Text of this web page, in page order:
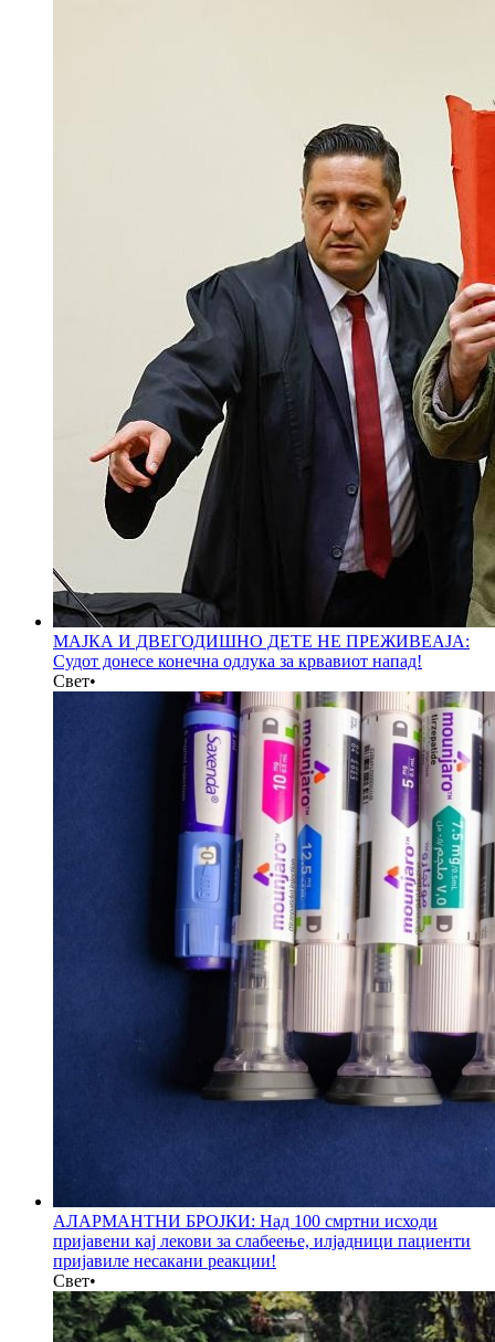
МАЈКА И ДВЕГОДИШНО ДЕТЕ НЕ ПРЕЖИВЕАЈА:
Судот донесе конечна одлука за крвавиот напад!
Свет•
АЛАРМАНТНИ БРОЈКИ: Над 100 смртни исходи
пријавени кај лекови за слабеење, илјадници пациенти
пријавиле несакани реакции!
Свет•